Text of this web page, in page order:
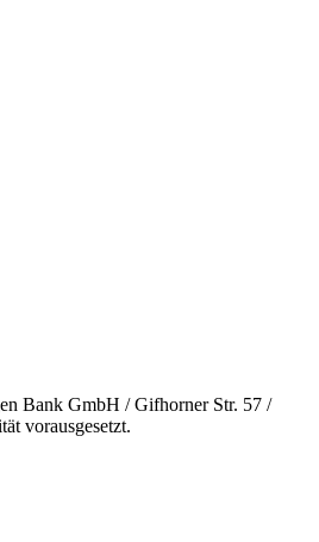
Bank GmbH / Gifhorner Str. 57 /
vorausgesetzt.